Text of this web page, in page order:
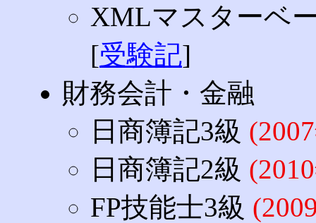
XMLマスターベ
[受験記]
財務会計・金融
日商簿記3級
日商簿記2級
FP技能士3級